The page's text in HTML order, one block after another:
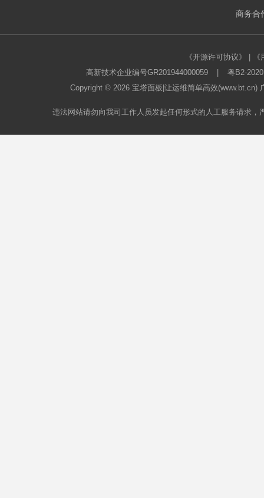
商务合
《开源许可协议》
高新技术企业编号GR201944000059
粤B2-
Copyright © 2026 宝塔面板 |让运维简单高效
违法网站请勿向我司工作人员发起任何形式的人工服务请求，